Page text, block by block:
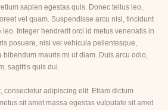
sapien egestas quis. Donec tellus leo,
vel quam. Suspendisse arcu nisl, tincidunt
Integer hendrerit orci id metus venenatis in
posuere, nisi vel vehicula pellentesque,
bibendum mauris mi ut diam. Duis arcu odio,
sagittis quis dui.
consectetur adipiscing elit. Etiam dictum
sit amet massa egestas vulputate sit amet